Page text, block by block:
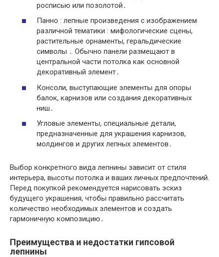
росписью или позолотой․
Панно : лепные произведения с изображением
различной тематики : мифологические сцены,
растительные орнаменты, геральдические
символы ․ Обычно панели размещают в
центральной части потолка как основной
декоративный элемент․
Консоли, выступающие элементы для опоры
балок, карнизов или создания декоративных
ниш․
Угловые элементы, специальные детали,
предназначенные для украшения карнизов,
молдингов и других лепных элементов․
Выбор конкретного вида лепнины зависит от стиля
интерьера, высоты потолка и ваших личных предпочтений.
Перед покупкой рекомендуется нарисовать эскиз
будущего украшения, чтобы правильно рассчитать
количество необходимых элементов и создать
гармоничную композицию․
Преимущества и недостатки гипсовой
лепнины